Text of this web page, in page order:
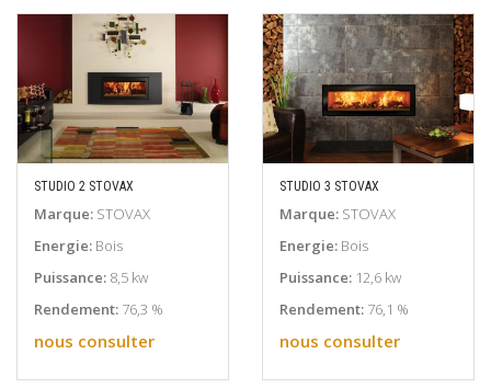
EN SAVOIR PLUS
STUDIO 2 STOVAX
Marque: STOVAX
Energie: Bois
Puissance: 8,5 kw
Rendement: 76,3 %
nous consulter
EN SAVOIR PLUS
STUDIO 3 STOVAX
Marque: STOVAX
Energie: Bois
Puissance: 12,6 kw
Rendement: 76,1 %
nous consulter